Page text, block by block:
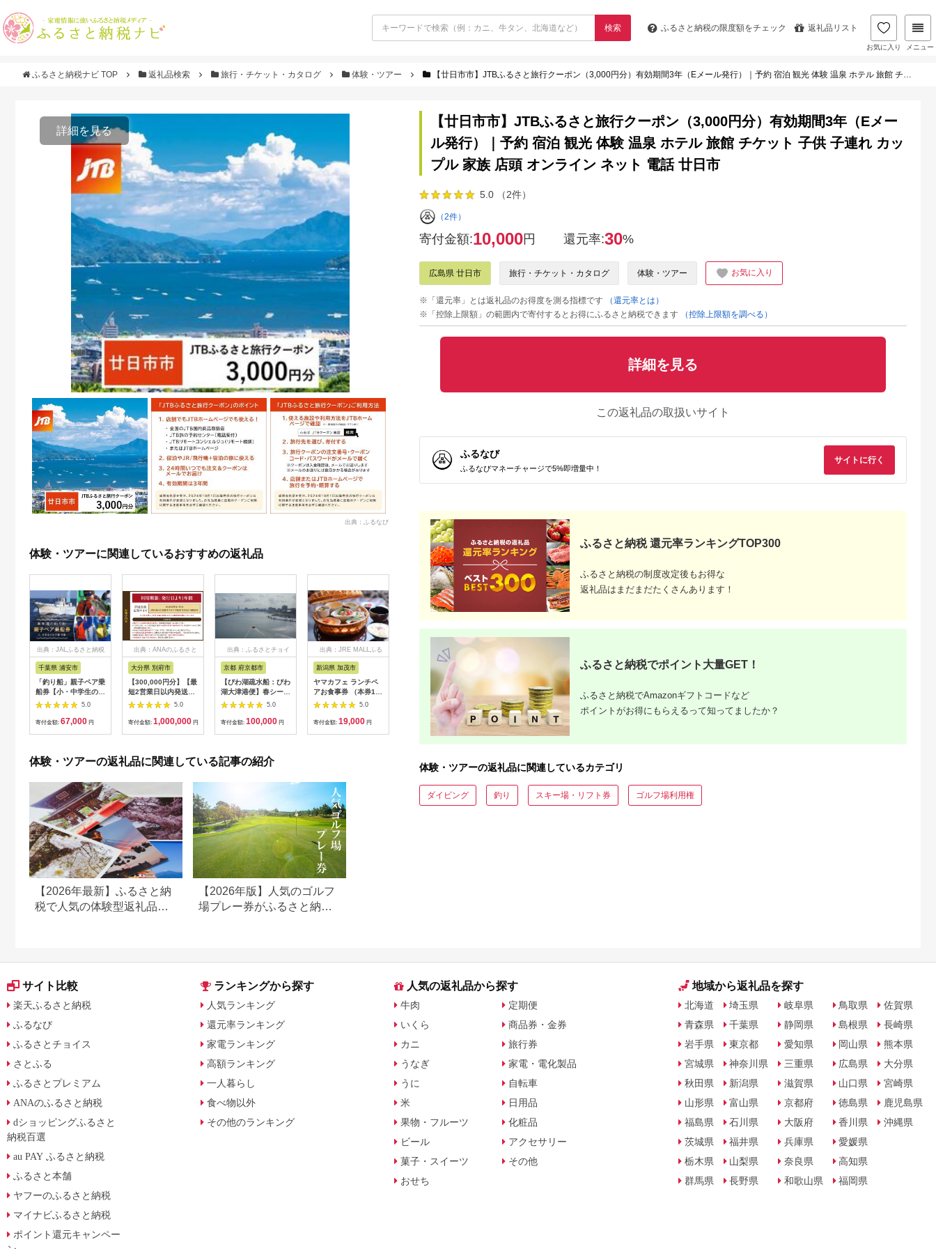
検索 ふるさと納税の限度額をチェック 返礼品リスト
お気に入り メニュー
ふるさと納税ナビ TOP 返礼品検索 旅行・チケット・カタログ 体験・ツアー 【廿日市市】JTBふるさと旅行クーポン（3,000円分）有効期間3年（Eメール発行）｜予約 宿泊 観光 体験 温泉 ホテル 旅館 チケット 子供 子連れ カップル 家族 店頭 オンライン ネット 電話 廿日市
詳細を見る
出典：ふるなび
体験・ツアーに関連しているおすすめの返礼品
出典：JALふるさと納税
千葉県 浦安市
「釣り船」親子ペア乗
船券【小・中学生のお
子様】
5.0
寄付金額: 67,000 円
出典：ANAのふるさと
大分県 別府市
【300,000円分】【最
短2営業日以内発送】
別府市内の旅館やホテ
ルで使用できる宿泊補
助券 楽しい旅の思い
円 30万円 ホテル 旅
館 温泉 旅行 観光 ト
お泊り 別府温泉 別府
観光 地獄めぐり 旅 お
すすめ 人気 体験型 節
約_B030-007
5.0
寄付金額: 1,000,000 円
出典：ふるさとチョイ
京都 府京都市
【びわ湖疏水船：びわ
湖大津港便】春シーズ
ン先行予約権（２名様
分の乗船予約の権利）
5.0
寄付金額: 100,000 円
出典：JRE MALLふる
新潟県 加茂市
ヤマカフェ ランチペ
アお食事券 （本券1枚
で2名様ご利用）北越
の小京都の老舗割烹
「山重」料亭ランチペ
5.0
寄付金額: 19,000 円
出典：ふるさとチョイ
長崎県 松浦市
田舎そば打ち体験(体
験交流型メニュー)( 体
験 田舎 自然 松浦市
そば そば打ち )【D3-
5.0
33,000 円
【小田原市】JTBふる
さと旅行クーポン
（150,000円分）有効
期間3年（Eメール発
行）｜予約 宿泊 観光
神奈川 神奈川
5.0
寄付金額: 500,000 円
長崎県
テンボス等】JTBふる
さと旅行クーポン
（30,000円分）有効
ンライン ネット 電話
5.0
神奈川県 箱根町
と旅行クーポン
（3,000円分）有効期
間3年（Eメール発
期間3年（Eメール発
体験・ツアーの返礼品に関連している記事の紹介
【2026年最新】ふるさと納
税で人気の体験型返礼品！
【2026年版】人気のゴルフ
場プレー券がふるさと納税
【廿日市市】JTBふるさと旅行クーポン（3,000円分）有効期間3年（Eメー
ル発行）｜予約 宿泊 観光 体験 温泉 ホテル 旅館 チケット 子供 子連れ カッ
プル 家族 店頭 オンライン ネット 電話 廿日市
5.0 （2件）
（2件）
寄付金額:10,000円 還元率:30%
広島県 廿日市 旅行・チケット・カタログ 体験・ツアー お気に入り
※「還元率」とは返礼品のお得度を測る指標です
（還元率とは）
※「控除上限額」の範囲内で寄付するとお得にふるさと納税できます
（控除上限額を調べる）
詳細を見る
この返礼品の取扱いサイト
ふるなび
ふるなびマネーチャージで5%即増量中！
サイトに行く
ふるさと納税 還元率ランキングTOP300
ふるさと納税の制度改定後もお得な
返礼品はまだまだたくさんあります！
ふるさと納税でポイント大量GET！
ふるさと納税でAmazonギフトコードなど
ポイントがお得にもらえるって知ってましたか？
体験・ツアーの返礼品に関連しているカテゴリ
ダイビング 釣り スキー場・リフト券 ゴルフ場利用権
サイト比較
楽天ふるさと納税
ふるなび
ふるさとチョイス
さとふる
ふるさとプレミアム
ANAのふるさと納税
dショッピングふるさと
納税百選
au PAY ふるさと納税
ふるさと本舗
ヤフーのふるさと納税
マイナビふるさと納税
ポイント還元キャンペー
ランキングから探す
人気ランキング
還元率ランキング
家電ランキング
高額ランキング
一人暮らし
食べ物以外
その他のランキング
人気の返礼品から探す
牛肉
いくら
カニ
うなぎ
うに
米
果物・フルーツ
ビール
菓子・スイーツ
おせち
定期便
商品券・金券
旅行券
家電・電化製品
自転車
日用品
化粧品
アクセサリー
その他
地域から返礼品を探す
北海道
青森県
岩手県
宮城県
秋田県
山形県
福島県
茨城県
栃木県
群馬県
埼玉県
千葉県
東京都
神奈川県
新潟県
富山県
石川県
福井県
山梨県
長野県
岐阜県
静岡県
愛知県
三重県
滋賀県
京都府
大阪府
兵庫県
奈良県
和歌山県
鳥取県
島根県
岡山県
広島県
山口県
徳島県
香川県
愛媛県
高知県
福岡県
佐賀県
長崎県
熊本県
大分県
宮崎県
鹿児島県
沖縄県